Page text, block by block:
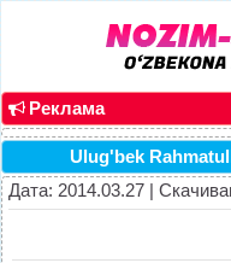
Реклама
Ulug'bek
Дата: 2014.03.27 |